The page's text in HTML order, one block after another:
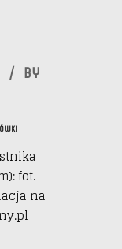
By
fot.
na